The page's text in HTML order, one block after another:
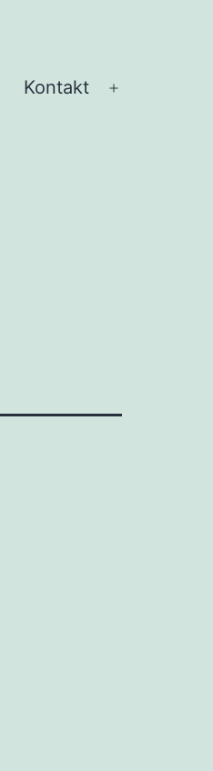
Menü
Kon­takt